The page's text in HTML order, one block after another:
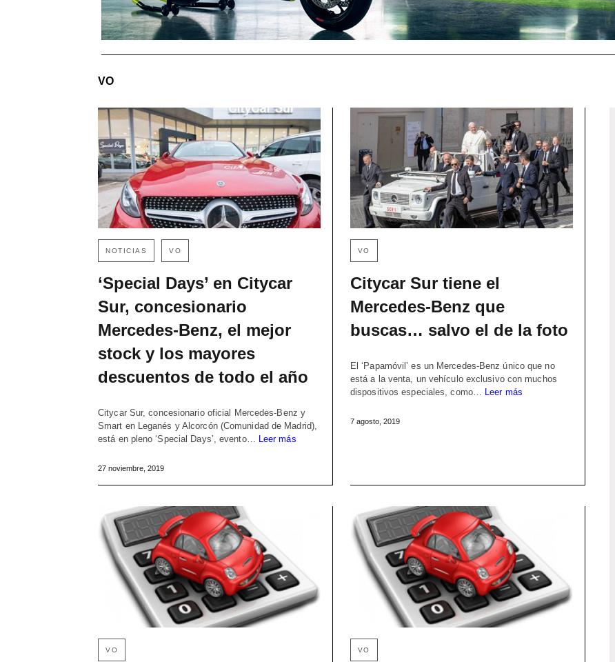
VO
NOTICIAS VO
‘Special Days’ en Citycar
Sur, concesionario
Mercedes-Benz, el mejor
stock y los mayores
descuentos de todo el año
Citycar Sur, concesionario oficial Mercedes-Benz y
Smart en Leganés y Alcorcón (Comunidad de Madrid),
está en pleno ‘Special Days’, evento… Leer más
27 noviembre, 2019
VO
Citycar Sur tiene el
Mercedes-Benz que
buscas… salvo el de la foto
El ‘Papamóvil’ es un Mercedes-Benz único que no
está a la venta, un vehículo exclusivo con muchos
dispositivos especiales, como… Leer más
7 agosto, 2019
VO VO